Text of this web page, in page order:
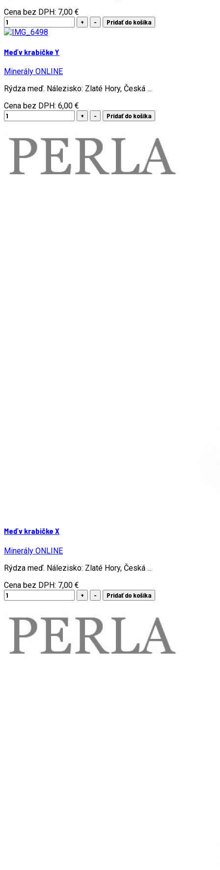
Cena bez DPH: 7,00 €
Meď v krabičke Y
Minerály ONLINE
Rýdza meď. Nálezisko: Zlaté Hory, Česká ...
Cena bez DPH: 6,00 €
Meď v krabičke X
Minerály ONLINE
Rýdza meď. Nálezisko: Zlaté Hory, Česká ...
Cena bez DPH: 7,00 €